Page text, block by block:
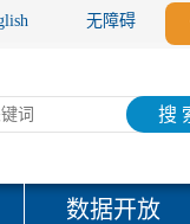
无障碍
搜
数据开放